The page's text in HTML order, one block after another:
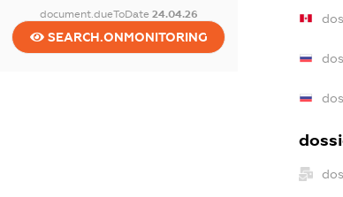
document.dueToDate 24.04.26
SEARCH.ONMONITORING